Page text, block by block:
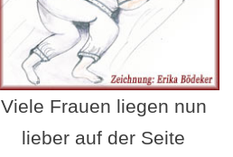
Viele Frauen liegen nun
lieber auf der Seite